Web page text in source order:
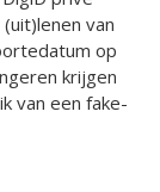
van
op
krijgen
van een fake-